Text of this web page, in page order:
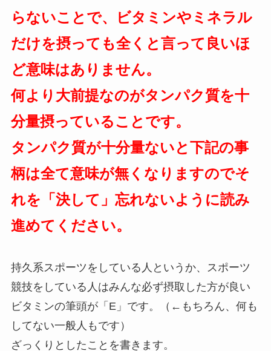
らないことで、ビタミンやミネラル
だけを摂っても全くと言って良いほ
ど意味はありません。
何より大前提なのがタンパク質を十
分量摂っていることです。
タンパク質が十分量ないと下記の事
柄は全て意味が無くなりますのでそ
れを「決して」忘れないように読み
進めてください。
持久系スポーツをしている人というか、スポーツ
競技をしている人はみんな必ず摂取した方が良い
ビタミンの筆頭が「E」です。（←もちろん、何も
してない一般人もです）
ざっくりとしたことを書きます。